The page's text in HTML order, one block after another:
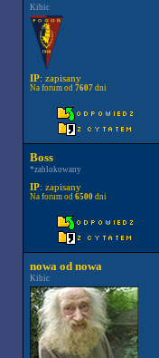
Kibic
IP: zapisany
Na forum od 7607dni
Boss
*zablokowany
IP: zapisany
Na forum od 6500dni
nowa od nowa
Kibic